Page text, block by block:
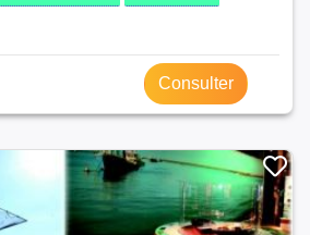
Consulter